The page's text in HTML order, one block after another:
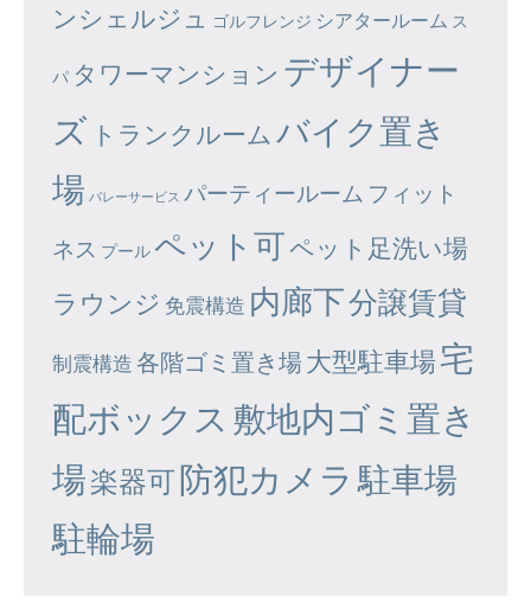
ンシェルジュ
ゴルフレンジ シアタールーム ス
パ タワーマンション デザイナー
ズ トランクルーム バイク置き
場 バレーサービス パーティールーム フィット
ネス プール ペット可ペット足洗い場
ラウンジ 免震構造 内廊下分譲賃貸
制震構造 各階ゴミ置き場大型駐車場宅
配ボックス 敷地内ゴミ置き
場楽器可防犯カメラ 駐車場
駐輪場